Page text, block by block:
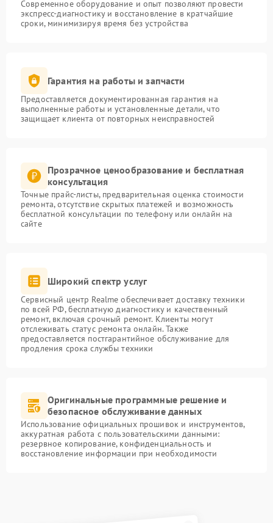
Современное оборудование и опыт позволяют провести
экспресс-диагностику и восстановление в кратчайшие
сроки, минимизируя время без устройства
Гарантия на работы и запчасти
Предоставляется документированная гарантия на
выполненные работы и установленные детали, что
защищает клиента от повторных неисправностей
Прозрачное ценообразование и бесплатная
консультация
Точные прайс-листы, предварительная оценка стоимости
ремонта, отсутствие скрытых платежей и возможность
бесплатной консультации по телефону или онлайн на
сайте
Широкий спектр услуг
Сервисный центр Realme обеспечивает доставку техники
по всей РФ, бесплатную диагностику и качественный
ремонт, включая срочный ремонт. Клиенты могут
отслеживать статус ремонта онлайн. Также
предоставляется постгарантийное обслуживание для
продления срока службы техники
Оригинальные программные решение и
безопасное обслуживание данных
Использование официальных прошивок и инструментов,
аккуратная работа с пользовательскими данными:
резервное копирование, конфиденциальность и
восстановление информации при необходимости